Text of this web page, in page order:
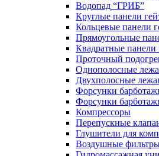
Водопад “ГРИБ”
Круглые панели
Кольцевые панели
Прямоугольные
Квадратные панели
Проточный
Однополосные
Двухполосные
Форсунки
Форсунки
Компрессоры
Перепускные
Глушители для
Воздушные фильтры